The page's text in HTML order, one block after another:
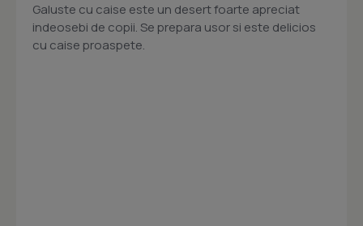
Galuste cu caise este un desert foarte apreciat
indeosebi de copii. Se prepara usor si este delicios
cu caise proaspete.